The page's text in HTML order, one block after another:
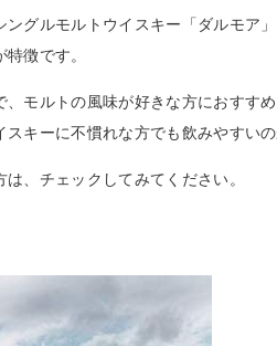
グルモルトウイスキー「ダルモア
徴です。
モルトの風味が好きな方におすす
キーに不慣れな方でも飲みやすいの
、チェックしてみてください。